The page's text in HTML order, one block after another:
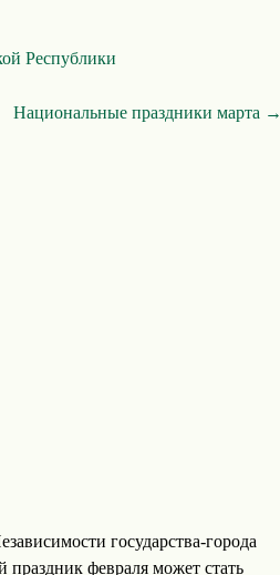
Республики
Национальные праздники марта →
государства-города
февраля может стать